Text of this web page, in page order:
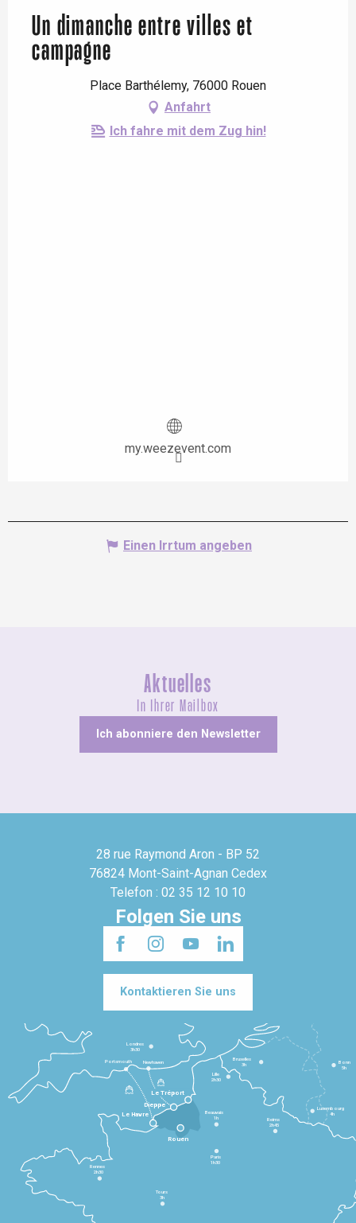
Un dimanche entre villes et
campagne
Place Barthélemy, 76000 Rouen
Anfahrt
Ich fahre mit dem Zug hin!
my.weezevent.com
Einen Irrtum angeben
Aktuelles
In Ihrer Mailbox
Ich abonniere den Newsletter
28 rue Raymond Aron - BP 52
76824 Mont-Saint-Agnan Cedex
Telefon : 02 35 12 10 10
Folgen Sie uns
Kontaktieren Sie uns
Le Havre
Dieppe
Le Tréport
Rennes
2h30
Tours
3h
Paris
1h30
Beauvais
1h
Reims
2h45
Lille
2h30
Bruxelles
3h
Londres
3h30
Newhaven
Portsmouth
Bonn
5h
Luxembourg
4h
Rouen